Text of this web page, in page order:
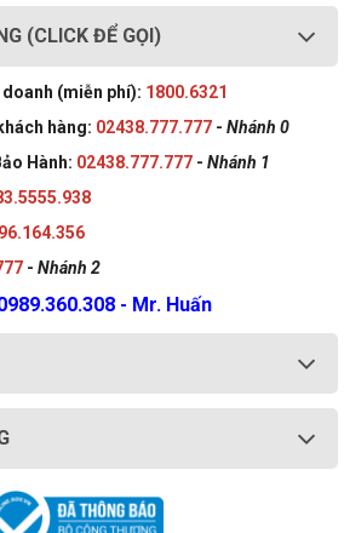
(CLICK ĐỂ GỌI)
(miễn phí): 1800.6321
hàng: 02438.777.777 - Nhánh 0
Hành: 02438.777.777 - Nhánh 1
- Nhánh 2
- Mr. Huấn